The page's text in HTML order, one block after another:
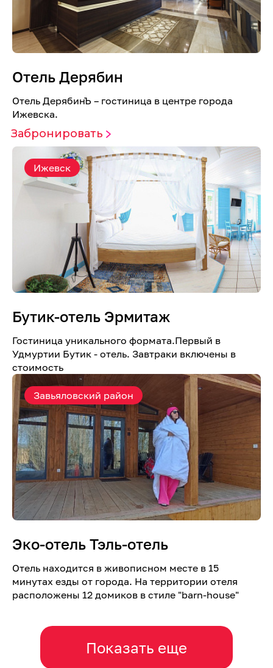
Отель Дерябин
Отель ДерябинЪ – гостиница в центре города
Ижевска.
Забронировать
Ижевск
Бутик-отель Эрмитаж
Гостиница уникального формата.Первый в
Удмуртии Бутик - отель. Завтраки включены в
стоимость
Завьяловский район
Эко-отель Тэль-отель
Отель находится в живописном месте в 15
минутах езды от города. На территории отеля
расположены 12 домиков в стиле "barn-house"
Показать еще